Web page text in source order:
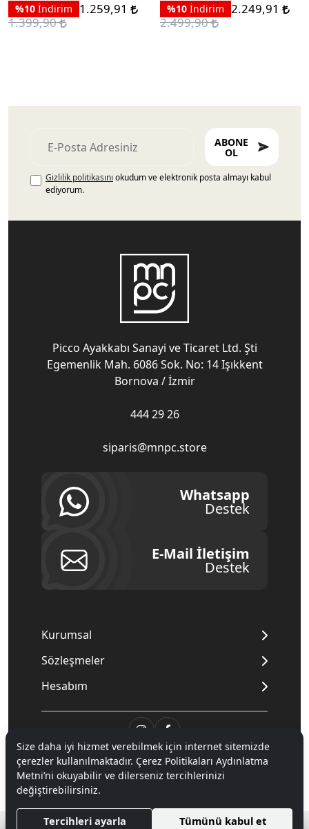
%10 İndirim
1.259,91
1.399,90
%10 İndirim 2.249,91
2.499,90
ABONE
OL
Gizlilik politikasını okudum ve elektronik posta almayı kabul
ediyorum.
Picco Ayakkabı Sanayi ve Ticaret Ltd. Şti
Egemenlik Mah. 6086 Sok. No: 14 Işıkkent
Bornova / İzmir
444 29 26
siparis@mnpc.store
Whatsapp
Destek
E-Mail İletişim
Destek
Kurumsal
Sözleşmeler
Hesabım
© 2020Mnpc. Tüm hakları saklıdır.
Hipotenüs Yeni Nesil E-Ticaret Sistemleri ile Hazırlanmıştır.
Size daha iyi hizmet verebilmek için internet sitemizde
çerezler kullanılmaktadır. Çerez Politikaları Aydınlatma
Metni’ni okuyabilir ve dilerseniz tercihlerinizi
değiştirebilirsiniz.
Tercihleri ayarla Tümünü kabul et